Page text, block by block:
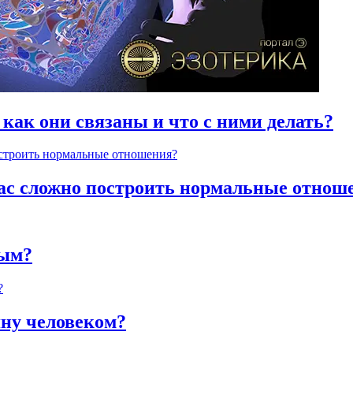
они связаны и что с ними делать?
сложно построить нормальные
человеком?